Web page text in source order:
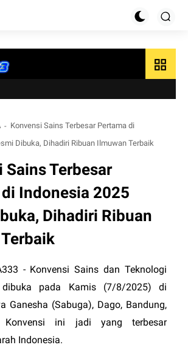
grid_view
Konvensi Sains Terbesar Pertama di
Dibuka, Dihadiri Ribuan Ilmuwan Terbaik
Sains Terbesar
Indonesia 2025
Dihadiri Ribuan
- Konvensi Sains dan Teknologi
dibuka pada Kamis (7/8/2025) di
Ganesha (Sabuga), Dago, Bandung,
Konvensi ini jadi yang terbesar
Indonesia.